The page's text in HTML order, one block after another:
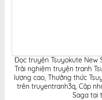
Đọc truyện Tsuyokute New
Trải nghiệm truyện tranh
lượng cao, Thưởng thức
trên truyentranh3q, Cập
Saga tại